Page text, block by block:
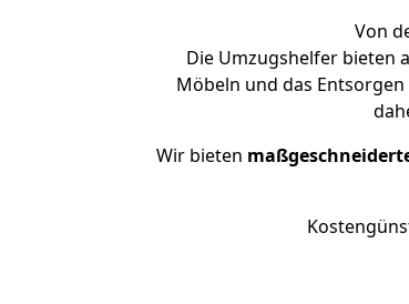
Von
Die Umzugshelfer bieten
Möbeln und das
Wir bieten